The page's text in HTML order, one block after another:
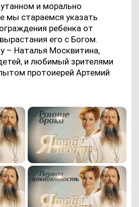
и морально
мы стараемся указать
ребенка от
его с Богом.
– Наталья Москвитина,
и любимый зрителями
протоиерей Артемий